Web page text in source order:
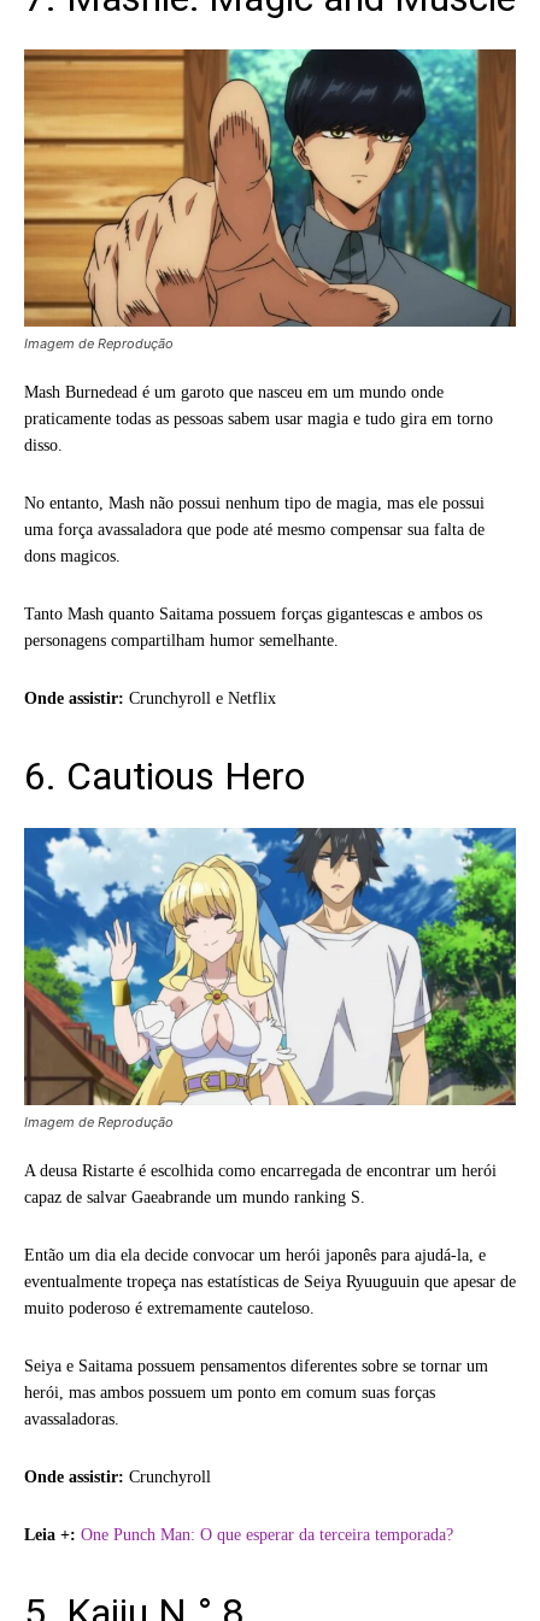
Imagem de Reprodução
Mash Burnedead é um garoto que nasceu em um mundo onde
praticamente todas as pessoas sabem usar magia e tudo gira em torno
disso.
No entanto, Mash não possui nenhum tipo de magia, mas ele possui
uma força avassaladora que pode até mesmo compensar sua falta de
dons magicos.
Tanto Mash quanto Saitama possuem forças gigantescas e ambos os
personagens compartilham humor semelhante.
Onde assistir: Crunchyroll e Netflix
6. Cautious Hero
Imagem de Reprodução
A deusa Ristarte é escolhida como encarregada de encontrar um herói
capaz de salvar Gaeabrande um mundo ranking S.
Então um dia ela decide convocar um herói japonês para ajudá-la, e
eventualmente tropeça nas estatísticas de Seiya Ryuuguuin que apesar de
muito poderoso é extremamente cauteloso.
Seiya e Saitama possuem pensamentos diferentes sobre se tornar um
herói, mas ambos possuem um ponto em comum suas forças
avassaladoras.
Onde assistir: Crunchyroll
Leia +: One Punch Man: O que esperar da terceira temporada?